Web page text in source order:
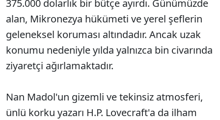
375.000 dolarlık bir bütçe ayırdı. Günümüzde
alan, Mikronezya hükümeti ve yerel şeflerin
geleneksel koruması altındadır. Ancak uzak
konumu nedeniyle yılda yalnızca bin civarında
ziyaretçi ağırlamaktadır.
Nan Madol'un gizemli ve tekinsiz atmosferi,
ünlü korku yazarı H.P. Lovecraft'a da ilham